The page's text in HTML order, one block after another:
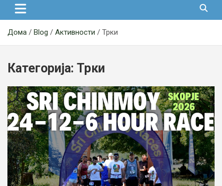
Дома Blog Активности Трки
Категорија: Трки